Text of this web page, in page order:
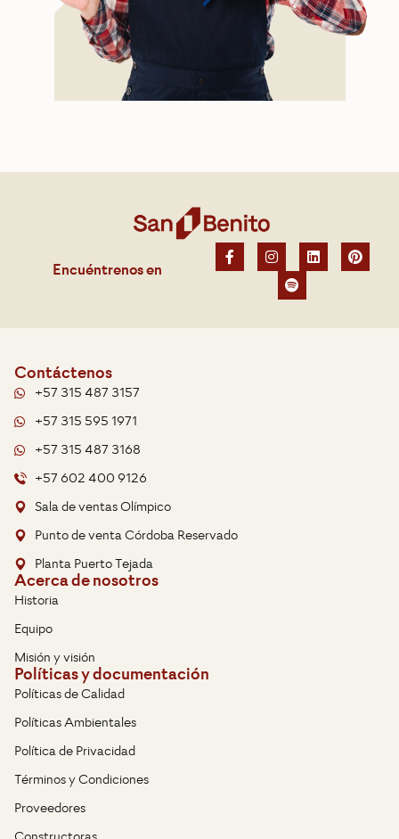
Encuéntrenos en
Contáctenos
+57 315 487 3157
+57 315 595 1971
+57 315 487 3168
+57 602 400 9126
Sala de ventas Olímpico
Punto de venta Córdoba Reservado
Planta Puerto Tejada
Acerca de nosotros
Historia
Equipo
Misión y visión
Políticas y documentación
Políticas de Calidad
Políticas Ambientales
Política de Privacidad
Términos y Condiciones
Proveedores